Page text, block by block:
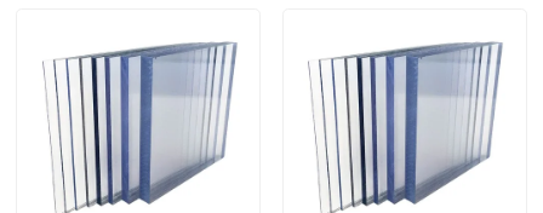
Polycarbonaat In reliëf gemaakt Blad
golfpolycarbonaatblad
Plastic Acrylblad